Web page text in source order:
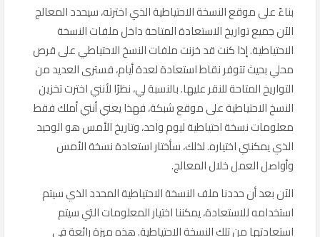
بناءً على موقع النسخة الاحتياطية الذي اخترته، سيحدد المعالج
الآن جميع تواريخ الاستعادة المتاحة داخل ملفات النسخة
الاحتياطية. إذا كنت قد خزنت ملفات النسخ الاحتياطي على قرص
محلي بحيث تتوفر نقاط استعادة لعدة أيام، فسترى العديد من
التواريخ المتاحة للنقر عليها. بالنسبة لي، نظرًا لأنني اخترت تخزين
النسخ الاحتياطية على موقع شبكة، فهذا يعني أنني أملك فقط
معلومات نسخة احتياطية ليوم واحد، وتاريخ الأمس هو الوحيد
الذي يمكنني اختياره. لذلك، سأختار استعادة نسخة الأمس
وأواصل العمل خلال المعالج.
الآن بعد أن حددنا ملف النسخة الاحتياطية المحدد الذي سيتم
استخدامه للاستعادة، يمكننا اختيار المعلومات التي سيتم
استعادتها من تلك النسخة الاحتياطية. هذه ميزة رائعة في